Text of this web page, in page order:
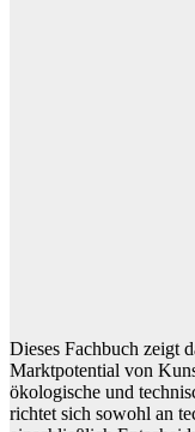
Dieses Fachbuch zeigt
Marktpotential von
ökologische und
richtet sich sowohl an